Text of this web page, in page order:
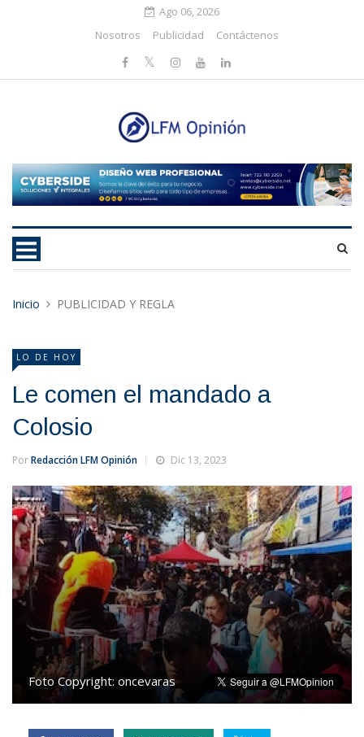
Ago 06, 2026
Nosotros
Publicidad Contáctenos
Inicio PUBLICIDAD Y REGLA
LO DE HOY
Le comen el mandado a
Colosio
PorRedacción LFM Opinión Dic 13, 2023
Foto Copyright: oncevaras